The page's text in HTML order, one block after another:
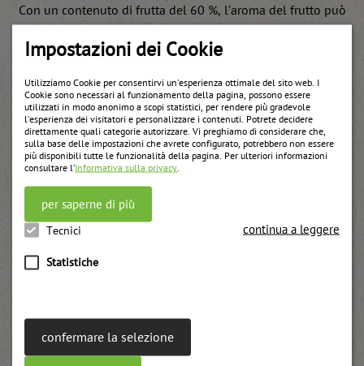
Impostazioni dei Cookie
Utilizziamo Cookie per consentirvi un’esperienza ottimale del sito web. I
Cookie sono necessari al funzionamento della pagina, possono essere
utilizzati in modo anonimo a scopi statistici, per rendere più gradevole
l’esperienza dei visitatori e personalizzare i contenuti. Potrete decidere
direttamente quali categorie autorizzare. Vi preghiamo di considerare che,
sulla base delle impostazioni che avrete configurato, potrebbero non essere
più disponibili tutte le funzionalità della pagina. Per ulteriori informazioni
consultare l’Informativa sulla privacy
per saperne di più
Tecnici
Statistiche
continua a leggere
confermare la selezione
Con un contenuto di frutta del 60 %, l’aroma del frutto può
svilupparsi idealmente senza
rinunciare alla solita dolcezza di una confettura classica.
Weitere Produkte